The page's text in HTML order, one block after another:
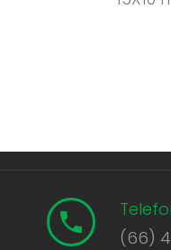
(66)